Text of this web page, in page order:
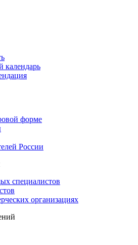
календарь
форме
России
специалистов
организациях